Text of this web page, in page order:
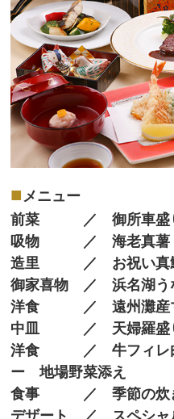
■ メニュー
前菜 ／ 御所車盛
吸物 ／ 海老真薯
造里 ／ お祝い真鯛
御家喜物 ／ 浜名湖う
洋食 ／ 遠州灘産マ
中皿 ／ 天婦羅盛
洋食 ／ 牛フィレ肉
ー 地場野菜添え
食事 ／ 季節の炊
デザート ／ スペシャ